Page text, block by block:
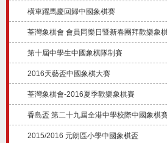
橫車躍馬慶回歸中國象棋賽
荃灣象棋會 會員同樂日暨新春團拜歡樂象
第十屆中學生中國象棋隊制賽
2016天藝盃中國象棋大賽
荃灣象棋會-2016夏季歡樂象棋賽
香島盃 第二十九屆全港中學校際中國象棋賽
2015/2016 元朗區小學中國象棋盃